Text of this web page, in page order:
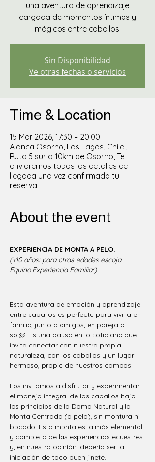
una aventura de aprendizaje
cargada de momentos íntimos y
mágicos entre caballos.
Sin Disponibilidad
Ve otras fechas o servicios
Time & Location
15 Mar 2026, 17:30 – 20:00
Alanca Osorno, Los Lagos, Chile ,
Ruta 5 sur a 10km de Osorno, Te
enviaremos todos los detalles de
llegada una vez confirmada tu
reserva.
About the event
EXPERIENCIA DE MONTA A PELO.
(+10 años: para otras edades escoja
Equino Experiencia Familiar)
Esta aventura de emoción y aprendizaje
entre caballos es perfecta para vivirla en
familia, junto a amigos, en pareja o
sol@. Es una pausa en lo cotidiano que
invita conectar con nuestra propia
naturaleza, con los caballos y un lugar
hermoso, propio de nuestros campos.
Los invitamos a disfrutar y experimentar
el manejo integral de los caballos bajo
los principios de la Doma Natural y la
Monta Centrada (a pelo), sin montura ni
bocado. Esta monta es la más elemental
y completa de las experiencias ecuestres
y, en nuestra opinión, deberia ser la
iniciación de todo buen jinete.